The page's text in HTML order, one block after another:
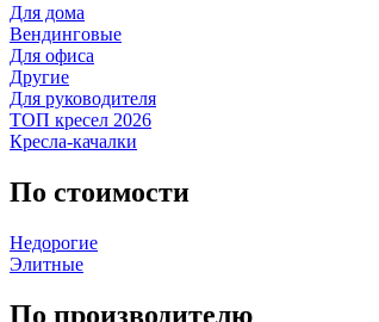
Для дома
Вендинговые
Для офиса
Другие
Для руководителя
ТОП кресел 2026
Кресла-качалки
По стоимости
Недорогие
Элитные
По производителю